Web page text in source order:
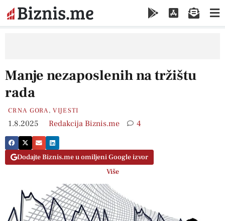
Manje nezaposlenih na tržištu
rada
CRNA GORA,VIJESTI
1.8.2025 Redakcija Biznis.me 4
Dodajte Biznis.me u omiljeni Google izvor
Više